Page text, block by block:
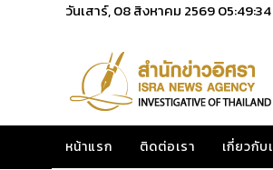
วันเสาร์, 08 สิงหาคม 256905:49:34
หน้าแรก ติดต่อเรา เกี่ยวกับ